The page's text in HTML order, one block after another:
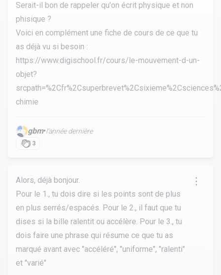
Serait-il bon de rappeler qu'on écrit physique et non
phisique ?
Voici en complément une fiche de cours de ce que tu
as déjà vu si besoin :
https://www.digischool.fr/cours/le-mouvement-d-un-
objet?
chimie
gbm•l’année dernière
3
Alors, déjà bonjour.
Pour le 1., tu dois dire si les points sont de plus
en plus serrés/espacés. Pour le 2., il faut que tu
dises si la bille ralentit ou accélère. Pour le 3., tu
dois faire une phrase qui résume ce que tu as
marqué avant avec "accéléré", "uniforme", "ralenti"
et "varié"